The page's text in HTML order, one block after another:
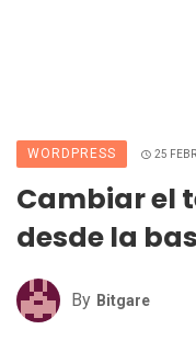
WORDPRESS 25
Cambiar el
desde la
By Bitgare